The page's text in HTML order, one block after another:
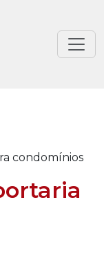
condomínios